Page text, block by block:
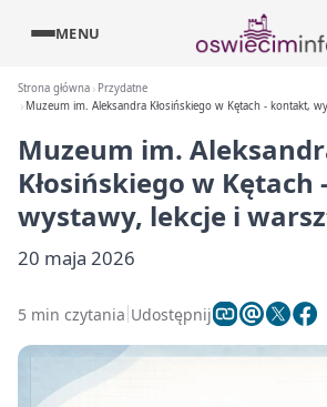
MENU
Strona główna
Przydatne
Muzeum im. Aleksandra Kłosińskiego w Kętach - kontakt,
Muzeum im.
Kłosińskiego w
wystawy, lekcje i
20 maja 2026
5 min czytania Udostępnij